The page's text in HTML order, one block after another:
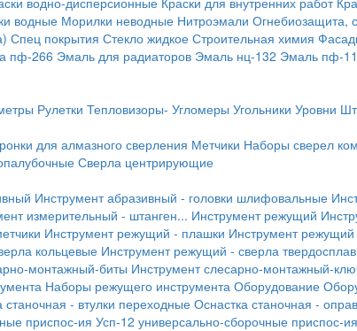
водные Морилки неводные Нитроэмали Огнебиозащита,
Спец покрытия Стекло жидкое Строительная химия
пф-266 Эмаль для радиаторов Эмаль нц-132 Эмаль пф-
Рулетки Тепловизоры- Угломеры Угольники Уровни
для алмазного сверления Метчики Наборы сверел
Сверла центрирующие
Инструмент абразивный - головки шлифовальные
измерительный - штанген... Инструмент режущий
Инструмент режущий - плашки Инструмент
кольцевые Инструмент режущий - сверла
монтажный-биты Инструмент слесарно-монтажный-
Наборы режущего инструмента Оборудование
станочная - втулки переходные Оснастка станочная -
приспос-ия Усп-12 универсально-сборочные приспос-ия